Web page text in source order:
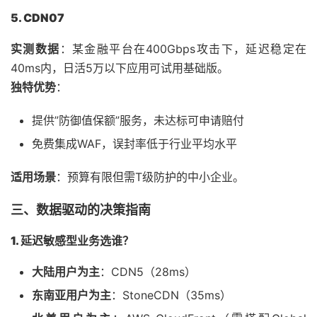
5. CDN07
实测数据 ：某金融平台在400Gbps攻击下，延迟稳定在
40ms内，日活5万以下应用可试用基础版。
独特优势：
提供”防御值保额”服务，未达标可申请赔付
免费集成WAF，误封率低于行业平均水平
适用场景：预算有限但需T级防护的中小企业。
三、数据驱动的决策指南
1. 延迟敏感型业务选谁？
大陆用户为主 ：CDN5（28ms）
东南亚用户为主 ：StoneCDN（35ms）